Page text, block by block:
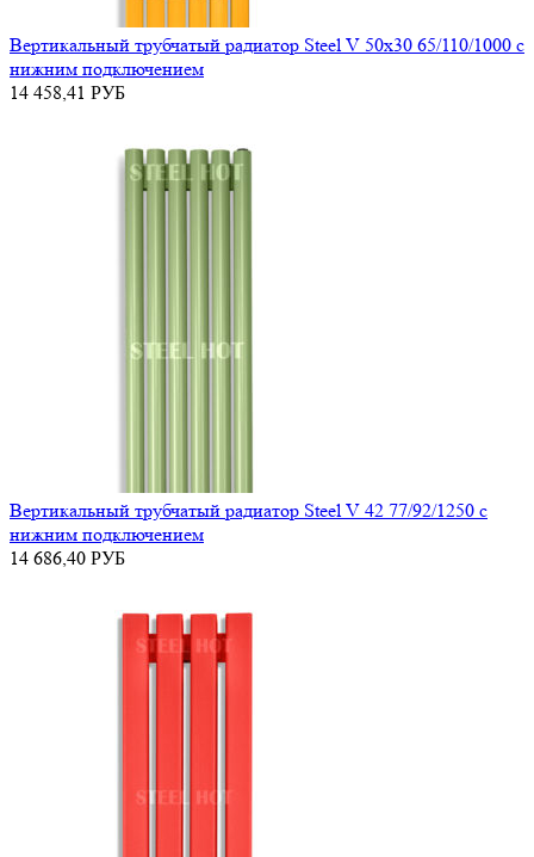
Вертикальный трубчатый радиатор Steel V 50х30 65/110/1000 с
нижним подключением
14 458,41 РУБ
Вертикальный трубчатый радиатор Steel V 42 77/92/1250 с
нижним подключением
14 686,40 РУБ